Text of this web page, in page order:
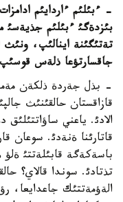
- ءبئلئم ءاردايئم
بئزدةگئ ءبئلئم جذيةسئ
تةتئگئنة اينالئپ،
جاقسارتؤعا ذلةس قوسئپ
- بذل جةردة ذلكةن
قاتارئنا ةنةدئ. سوعان
باسةكةگة قابئلةتتئ
تذتادئ. سوندا قالاي؟
الةؤمةتتئك جاعدايعا،